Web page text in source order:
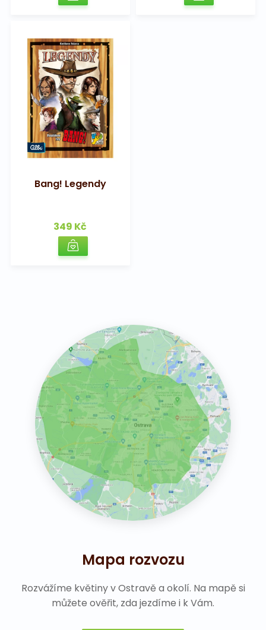
Bang! Legendy
349 Kč
Mapa rozvozu
Rozvážíme květiny v Ostravě a okolí. Na mapě si
můžete ověřit, zda jezdíme i k Vám.